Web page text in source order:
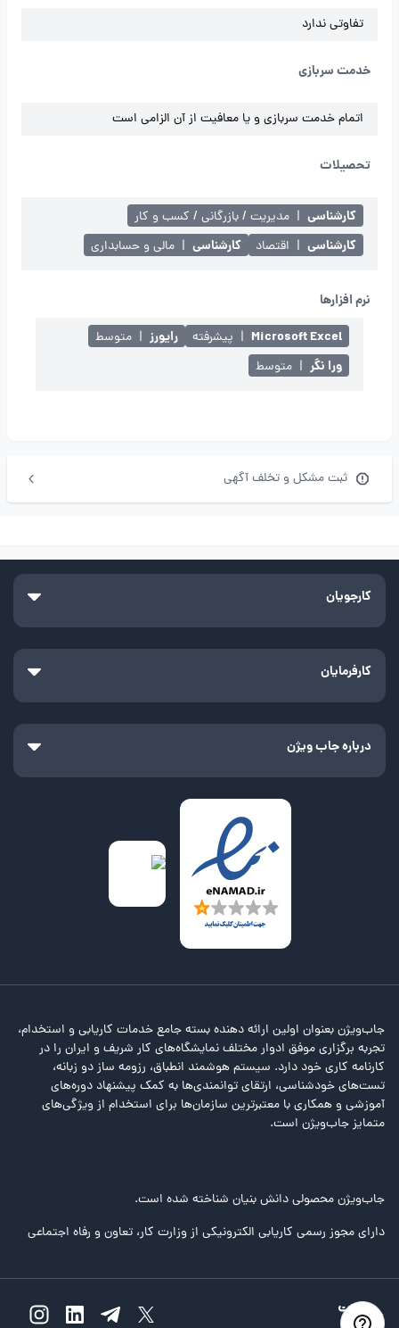
تفاوتی ندارد
خدمت سربازی
اتمام خدمت سربازی و یا معافیت از آن الزامی است
تحصیلات
کارشناسی | مدیریت / بازرگانی / کسب و کار
کارشناسی | اقتصاد کارشناسی | مالی و حسابداری
نرم افزارها
Microsoft Excel
| پیشرفته رایورز | متوسط
ورا نگر | متوسط
ثبت مشکل و تخلف آگهی
کارجویان
کارفرمایان
درباره جاب ویژن
جاب‌ویژن بعنوان اولین ارائه دهنده بسته جامع خدمات کاریابی و استخدام،
تجربه برگزاری موفق ادوار مختلف نمایشگاه‌های کار شریف و ایران را در
کارنامه کاری خود دارد. سیستم هوشمند انطباق، رزومه ساز دو زبانه،
تست‌های خودشناسی، ارتقای توانمندی‌ها به کمک پیشنهاد دوره‌های
آموزشی و همکاری با معتبرترین سازمان‌ها برای استخدام از ویژگی‌های
متمایز جاب‌ویژن است.
جاب‌ویژن محصولی دانش بنیان شناخته شده است.
دارای مجوز رسمی کاریابی الکترونیکی از وزارت کار، تعاون و رفاه اجتماعی